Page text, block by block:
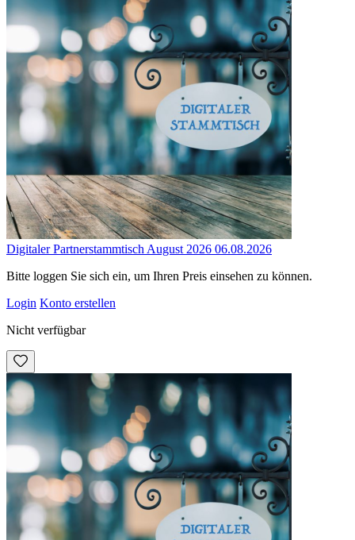
Digitaler Partnerstammtisch August 2026 06.08.2026
Bitte loggen Sie sich ein, um Ihren Preis einsehen zu können.
Login Konto erstellen
Nicht verfügbar